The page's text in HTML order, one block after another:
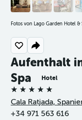
Aufenthalt
Spa
Hotel
5 Sterne
Cala Ratjada,
+34 971 563 616
Fotos von Lago Garden Hotel &